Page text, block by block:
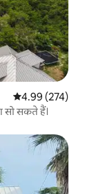
औसत रेटिंग 5 में से
4.99 (274)
सो सकते हैं।